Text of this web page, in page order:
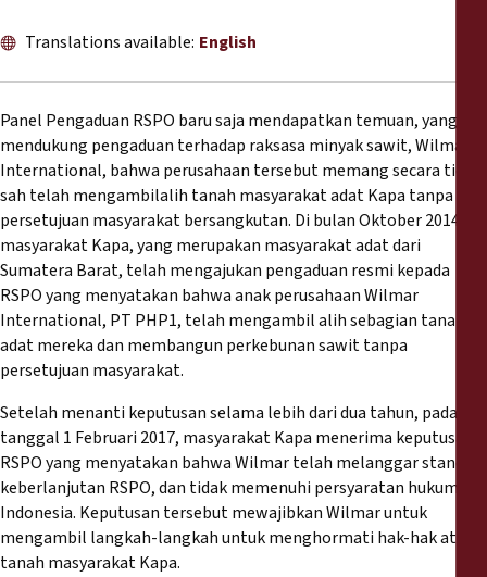
Legal Submissions
Declarations
Annual Reports
Translations available: English
Panel Pengaduan RSPO baru saja mendapatkan temuan, yang
mendukung pengaduan terhadap raksasa minyak sawit, Wilmar
International, bahwa perusahaan tersebut memang secara tidak
sah telah mengambilalih tanah masyarakat adat Kapa tanpa
persetujuan masyarakat bersangkutan. Di bulan Oktober 2014,
masyarakat Kapa, yang merupakan masyarakat adat dari
Sumatera Barat, telah mengajukan pengaduan resmi kepada
RSPO yang menyatakan bahwa anak perusahaan Wilmar
International, PT PHP1, telah mengambil alih sebagian tanah
adat mereka dan membangun perkebunan sawit tanpa
persetujuan masyarakat.
Setelah menanti keputusan selama lebih dari dua tahun, pada
tanggal 1 Februari 2017, masyarakat Kapa menerima keputusan
RSPO yang menyatakan bahwa Wilmar telah melanggar standar
keberlanjutan RSPO, dan tidak memenuhi persyaratan hukum
Indonesia. Keputusan tersebut mewajibkan Wilmar untuk
mengambil langkah-langkah untuk menghormati hak-hak atas
tanah masyarakat Kapa.